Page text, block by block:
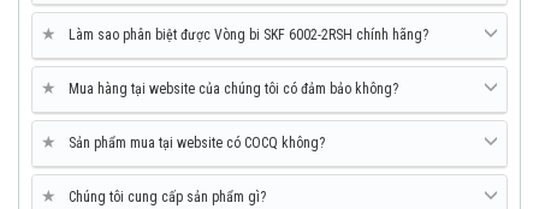
★ Làm sao phân biệt được Vòng bi SKF 6002-2RSH chính hãng?
★ Mua hàng tại website của chúng tôi có đảm bảo không?
★ Sản phẩm mua tại website có COCQ không?
★ Chúng tôi cung cấp sản phẩm gì?